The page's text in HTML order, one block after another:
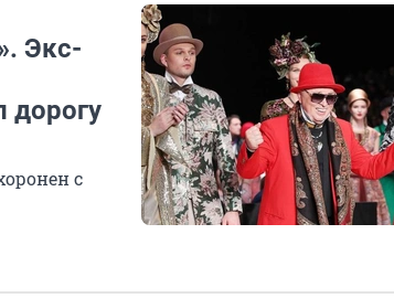
Экс-
дорогу
с